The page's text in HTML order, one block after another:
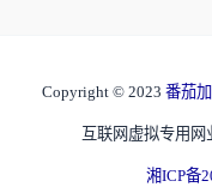
Copyright © 2023 番茄
互联网虚拟专用网
湘ICP备